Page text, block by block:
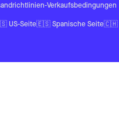
-Verkaufsbedingungen
US-Seite🇪🇸 Spanische Seite🇨🇭